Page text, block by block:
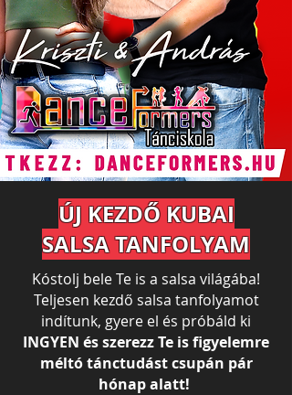
ÚJ KEZDŐ KUBAI
SALSA TANFOLYAM
Kóstolj bele Te is a salsa világába!
Teljesen kezdő salsa tanfolyamot
indítunk, gyere el és próbáld ki
INGYEN és szerezz Te is figyelemre
méltó tánctudást csupán pár
hónap alatt!